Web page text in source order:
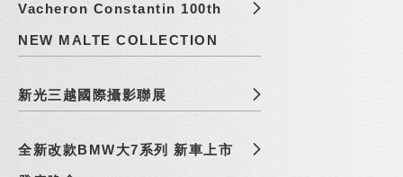
Vacheron Constantin 100th
NEW MALTE COLLECTION
新光三越國際攝影聯展
全新改款BMW大7系列 新車上市